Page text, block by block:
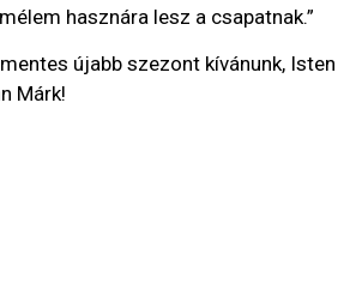
hasznára lesz a csapatnak.”
újabb szezont kívánunk, Isten
Márk!